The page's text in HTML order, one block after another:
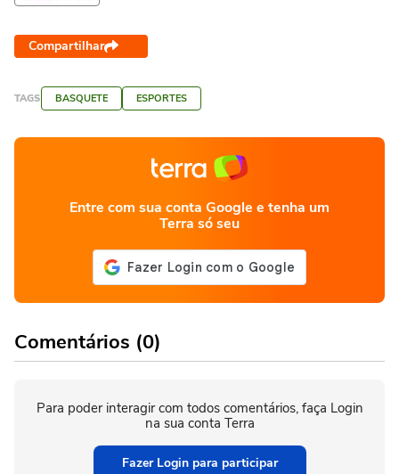
Compartilhar
TAGS BASQUETE ESPORTES
Entre com sua conta Google e tenha um
Terra só seu
Comentários (0)
Para poder interagir com todos comentários, faça Login
na sua conta Terra
Fazer Login para participar